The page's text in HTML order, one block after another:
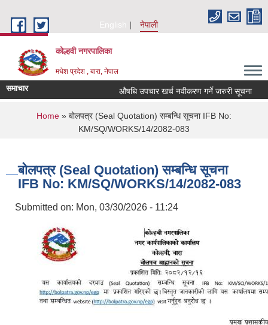
English
नेपाली
कोल्हवी नगरपालिका
मधेश प्रदेश , बारा, नेपाल
समाचार औषधि उपचार खर्च नवीकरण गर्ने जरुरी सूचना
You are here
Home » बोलपत्र (Seal Quotation) सम्बन्धि सूचना IFB No:
KM/SQ/WORKS/14/2082-083
बोलपत्र (Seal Quotation) सम्बन्धि सूचना
IFB No: KM/SQ/WORKS/14/2082-083
Submitted on: Mon, 03/30/2026 - 11:24